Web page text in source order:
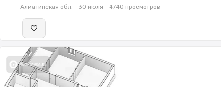
Алматинская обл. 30 июля 4740 просмотров